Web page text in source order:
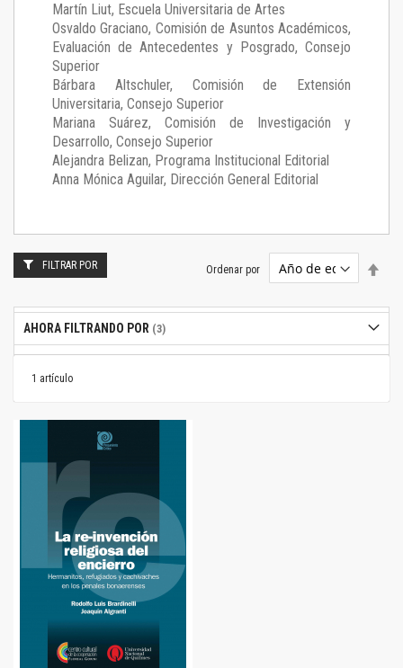
Martín Liut, Escuela Universitaria de Artes
Osvaldo Graciano, Comisión de Asuntos Académicos,
Evaluación de Antecedentes y Posgrado, Consejo
Superior
Bárbara Altschuler, Comisión de Extensión
Universitaria, Consejo Superior
Mariana Suárez, Comisión de Investigación y
Desarrollo, Consejo Superior
Alejandra Belizan, Programa Institucional Editorial
Anna Mónica Aguilar, Dirección General Editorial
1 artículo
Ordenar por
FILTRAR POR
AHORA FILTRANDO POR